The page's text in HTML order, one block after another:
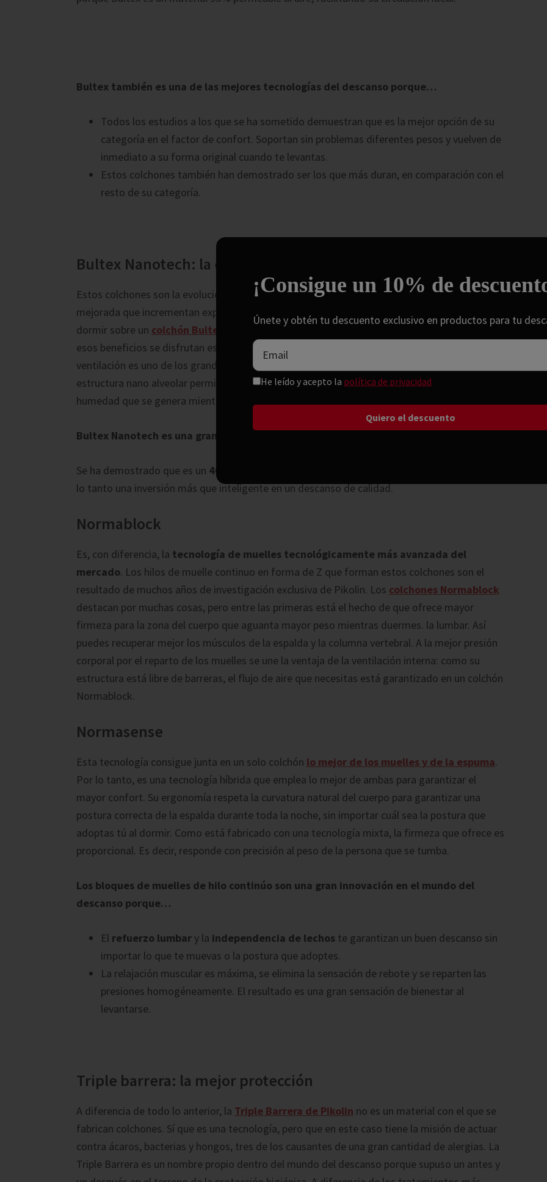
Bultex también es una de las mejores tecnologías del descanso porque…
Todos los estudios a los que se ha sometido demuestran que es la mejor opción de su
categoría en el factor de confort. Soportan sin problemas diferentes pesos y vuelven de
inmediato a su forma original cuando te levantas.
Estos colchones también han demostrado ser los que más duran, en comparación con el
resto de su categoría.
Bultex Nanotech: la evolución
Estos colchones son la evolución de los anteriores. Presentan una estructura molecular
mejorada que incrementan exponencialmente los beneficios que aportan al descanso. Al
dormir sobre un colchón Bultex Nanotech
, se disfruta de una relajación gradual del cuerpo, y
esos beneficios se disfrutan especialmente al despertar. Igual que los colchones Bultex, la
ventilación es uno de los grandes fuertes de este material: en el caso de Nanotech, la
estructura nano alveolar permite una constante circulación del aire y elimina eficazmente la
humedad que se genera mientras duermes.
Bultex Nanotech es una gran tecnología del descanso porque…
Se ha demostrado que es un 40% más duradero que un colchón HR convencional
lo tanto una inversión más que inteligente en un descanso de calidad.
Normablock
Es, con diferencia, la tecnología de muelles tecnológicamente más avanzada del
mercado. Los hilos de muelle continuo en forma de Z que forman estos colchones son el
resultado de muchos años de investigación exclusiva de Pikolin. Los colchones Normablock
destacan por muchas cosas, pero entre las primeras está el hecho de que ofrece mayor
firmeza para la zona del cuerpo que aguanta mayor peso mientras duermes. la lumbar. Así
puedes recuperar mejor los músculos de la espalda y la columna vertebral. A la mejor presión
corporal por el reparto de los muelles se une la ventaja de la ventilación interna: como su
estructura está libre de barreras, el flujo de aire que necesitas está garantizado en un colchón
Normablock.
Normasense
Esta tecnología consigue junta en un solo colchón lo mejor de los muelles y de la espuma.
Por lo tanto, es una tecnología híbrida que emplea lo mejor de ambas para garantizar el
mayor confort. Su ergonomía respeta la curvatura natural del cuerpo para garantizar una
postura correcta de la espalda durante toda la noche, sin importar cuál sea la postura que
adoptas tú al dormir. Como está fabricado con una tecnología mixta, la firmeza que ofrece es
proporcional. Es decir, responde con precisión al peso de la persona que se tumba.
Los bloques de muelles de hilo continúo son una gran innovación en el mundo del
descanso porque…
El refuerzo lumbary la independencia de lechos te garantizan un buen descanso sin
importar lo que te muevas o la postura que adoptes.
La relajación muscular es máxima, se elimina la sensación de rebote y se reparten las
presiones homogéneamente. El resultado es una gran sensación de bienestar al
levantarse.
Triple barrera: la mejor protección
A diferencia de todo lo anterior, la Triple Barrera de Pikolin no es un material con el que se
fabrican colchones. Sí que es una tecnología, pero que en este caso tiene la misión de actuar
contra ácaros, bacterias y hongos, tres de los causantes de una gran cantidad de alergias. La
Triple Barrera es un nombre propio dentro del mundo del descanso porque supuso un antes y
¡Consigue un 10% de
Únete y obtén tu descuento exclusivo en productos para tu
He leído y acepto la política de privacidad